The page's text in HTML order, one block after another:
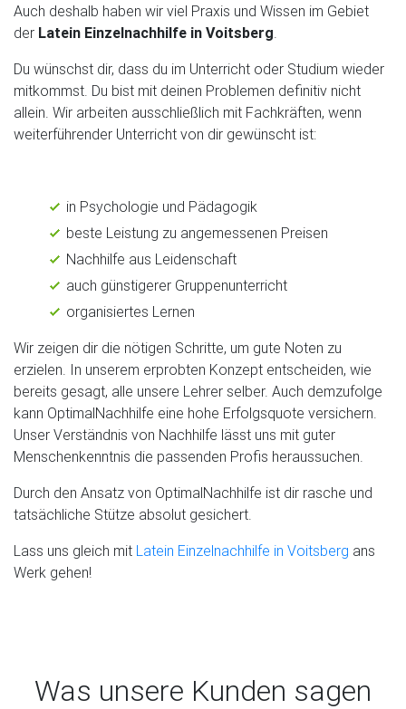
Auch deshalb haben wir viel Praxis und Wissen im Gebiet
der Latein Einzelnachhilfe in Voitsberg
Du wünschst dir, dass du im Unterricht oder Studium wieder
mitkommst. Du bist mit deinen Problemen definitiv nicht
allein. Wir arbeiten ausschließlich mit Fachkräften, wenn
weiterführender Unterricht von dir gewünscht ist:
in Psychologie und Pädagogik
beste Leistung zu angemessenen Preisen
Nachhilfe aus Leidenschaft
auch günstigerer Gruppenunterricht
organisiertes Lernen
Wir zeigen dir die nötigen Schritte, um gute Noten zu
erzielen. In unserem erprobten Konzept entscheiden, wie
bereits gesagt, alle unsere Lehrer selber. Auch demzufolge
kann OptimalNachhilfe eine hohe Erfolgsquote versichern.
Unser Verständnis von Nachhilfe lässt uns mit guter
Menschenkenntnis die passenden Profis heraussuchen.
Durch den Ansatz von OptimalNachhilfe ist dir rasche und
tatsächliche Stütze absolut gesichert.
Lass uns gleich mit Latein Einzelnachhilfe in Voitsberg ans
Werk gehen!
Was unsere Kunden sagen